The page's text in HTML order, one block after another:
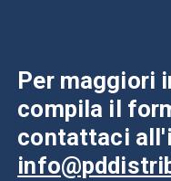
Per maggiori
compila il
contattaci